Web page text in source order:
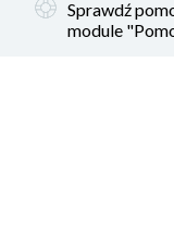
Sprawdź
module